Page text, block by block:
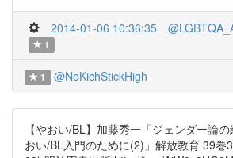
2014-01-06 10:36:35
1
1 @NoKichStickHigh
【やおい/BL】加藤秀一「ジェンダー論
おい/BL入門のために(2)」解放教育 39巻